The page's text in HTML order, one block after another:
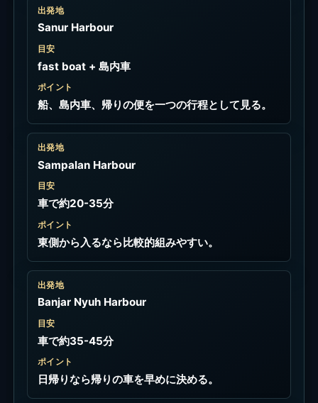
出発地
Sanur Harbour
目安
fast boat + 島内車
ポイント
船、島内車、帰りの便を一つの行程として見る。
出発地
Sampalan Harbour
目安
車で約20-35分
ポイント
東側から入るなら比較的組みやすい。
出発地
Banjar Nyuh Harbour
目安
車で約35-45分
ポイント
日帰りなら帰りの車を早めに決める。